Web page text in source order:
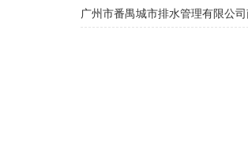
广州市番禺城市排水管理有限公